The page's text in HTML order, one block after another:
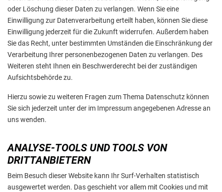
oder Löschung dieser Daten zu verlangen. Wenn Sie eine
Einwilligung zur Datenverarbeitung erteilt haben, können Sie diese
Einwilligung jederzeit für die Zukunft widerrufen. Außerdem haben
Sie das Recht, unter bestimmten Umständen die Einschränkung der
Verarbeitung Ihrer personenbezogenen Daten zu verlangen. Des
Weiteren steht Ihnen ein Beschwerderecht bei der zuständigen
Aufsichtsbehörde zu.
Hierzu sowie zu weiteren Fragen zum Thema Datenschutz können
Sie sich jederzeit unter der im Impressum angegebenen Adresse an
uns wenden.
ANALYSE-TOOLS UND TOOLS VON
DRITTANBIETERN
Beim Besuch dieser Website kann Ihr Surf-Verhalten statistisch
ausgewertet werden. Das geschieht vor allem mit Cookies und mit